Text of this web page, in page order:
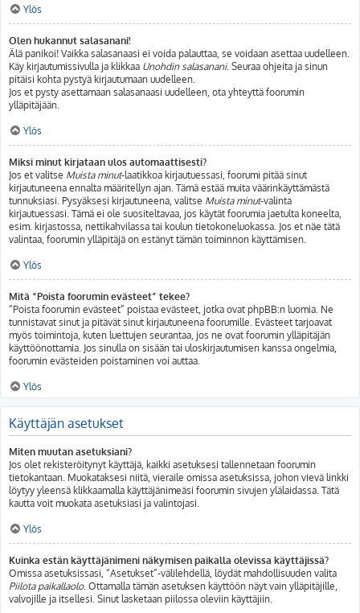
Ylös
Olen hukannut salasanani!
Älä panikoi! Vaikka salasanaasi ei voida palauttaa, se voidaan asettaa uudelleen.
Käy kirjautumissivulla ja klikkaa Unohdin salasanani. Seuraa ohjeita ja sinun
pitäisi kohta pystyä kirjautumaan uudelleen.
Jos et pysty asettamaan salasanaasi uudelleen, ota yhteyttä foorumin
ylläpitäjään.
Ylös
Miksi minut kirjataan ulos automaattisesti?
Jos et valitse Muista minut-laatikkoa kirjautuessasi, foorumi pitää sinut
kirjautuneena ennalta määritellyn ajan. Tämä estää muita väärinkäyttämästä
tunnuksiasi. Pysyäksesi kirjautuneena, valitse Muista minut-valinta
kirjautuessasi. Tämä ei ole suositeltavaa, jos käytät foorumia jaetulta koneelta,
esim. kirjastossa, nettikahvilassa tai koulun tietokoneluokassa. Jos et näe tätä
valintaa, foorumin ylläpitäjä on estänyt tämän toiminnon käyttämisen.
Ylös
Mitä “Poista foorumin evästeet” tekee?
“Poista foorumin evästeet” poistaa evästeet, jotka ovat phpBB:n luomia. Ne
tunnistavat sinut ja pitävät sinut kirjautuneena foorumille. Evästeet tarjoavat
myös toimintoja, kuten luettujen seurantaa, jos ne ovat foorumin ylläpitäjän
käyttöönottamia. Jos sinulla on sisään tai uloskirjautumisen kanssa ongelmia,
foorumin evästeiden poistaminen voi auttaa.
Ylös
Käyttäjän asetukset
Miten muutan asetuksiani?
Jos olet rekisteröitynyt käyttäjä, kaikki asetuksesi tallennetaan foorumin
tietokantaan. Muokataksesi niitä, vieraile omissa asetuksissa, johon vievä linkki
löytyy yleensä klikkaamalla käyttäjänimeäsi foorumin sivujen ylälaidassa. Tätä
kautta voit muokata asetuksiasi ja valintojasi.
Ylös
Kuinka estän käyttäjänimeni näkymisen paikalla olevissa käyttäjissä?
Omissa asetuksissasi, “Asetukset”-välilehdellä, löydät mahdollisuuden valita
Piilota paikallaolo. Ottamalla tämän asetuksen käyttöön näyt vain ylläpitäjille,
valvojille ja itsellesi. Sinut lasketaan piilossa oleviin käyttäjiin.